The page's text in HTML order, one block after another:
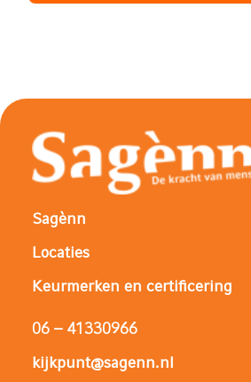
Sagènn
Locaties
Keurmerken en certificering
06 – 41330966
kijkpunt@sagenn.nl